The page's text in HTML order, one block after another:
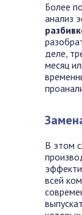
Более
анализ
деле,
месяц
В этом
всей